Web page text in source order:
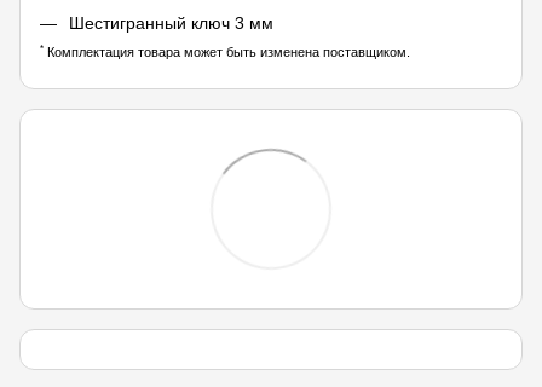
Шестигранный ключ 3 мм
* Комплектация товара может быть изменена поставщиком.